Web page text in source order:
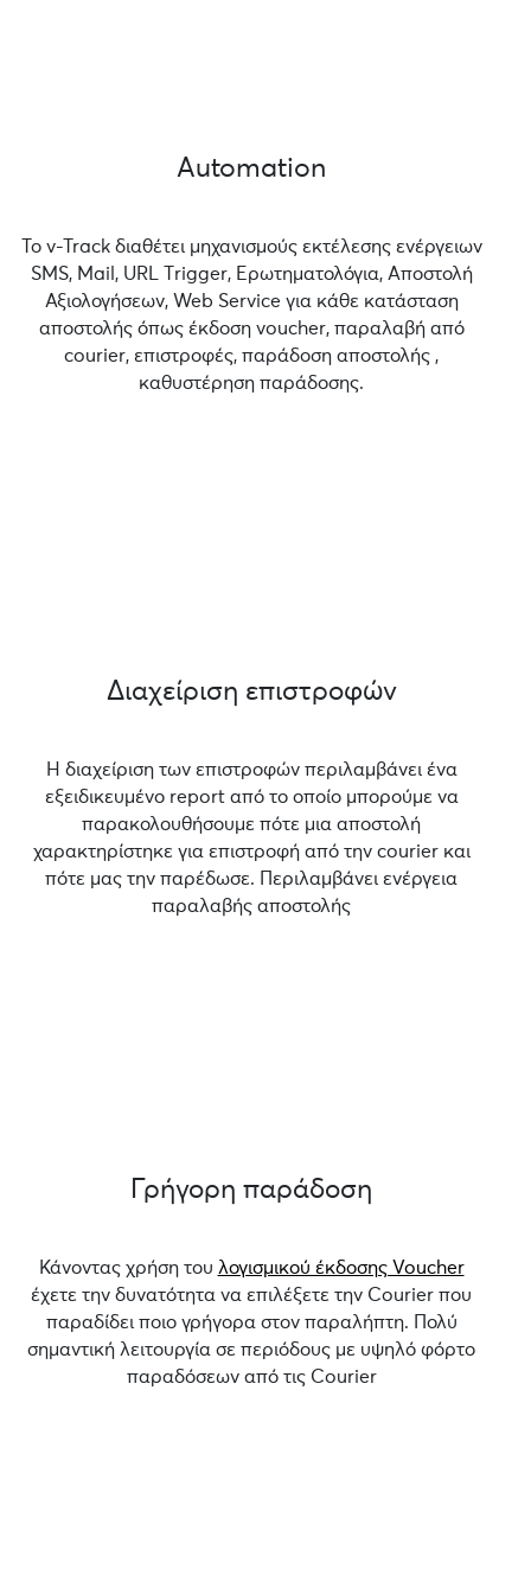
Automation
Το v-Track διαθέτει μηχανισμούς εκτέλεσης ενέργειων
SMS, Mail, URL Τrigger, Ερωτηματολόγια, Αποστολή
Αξιολογήσεων, Web Service για κάθε κατάσταση
αποστολής όπως έκδοση voucher, παραλαβή από
courier, επιστροφές, παράδοση αποστολής ,
καθυστέρηση παράδοσης.
Διαχείριση επιστροφών
Η διαχείριση των επιστροφών περιλαμβάνει ένα
εξειδικευμένο report από το οποίο μπορούμε να
παρακολουθήσουμε πότε μια αποστολή
χαρακτηρίστηκε για επιστροφή από την courier και
πότε μας την παρέδωσε. Περιλαμβάνει ενέργεια
παραλαβής αποστολής
Γρήγορη παράδοση
Κάνοντας χρήση του λογισμικού έκδοσης Voucher
έχετε την δυνατότητα να επιλέξετε την Courier που
παραδίδει ποιο γρήγορα στον παραλήπτη. Πολύ
σημαντική λειτουργία σε περιόδους με υψηλό φόρτο
παραδόσεων από τις Courier